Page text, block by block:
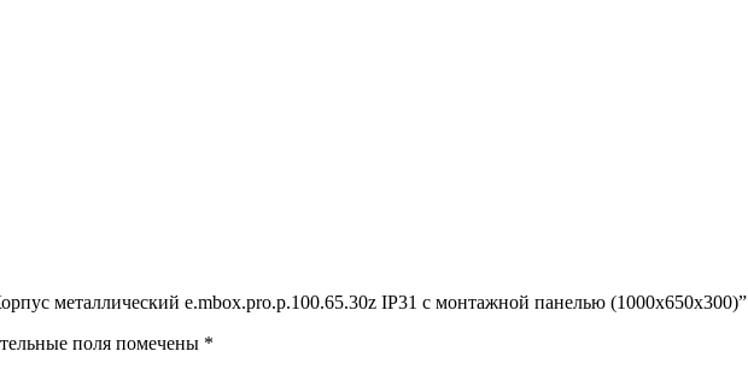
металлический e.mbox.pro.p.100.65.30z IP31 с монтажной панелью (1000х650х300)”
поля помечены *